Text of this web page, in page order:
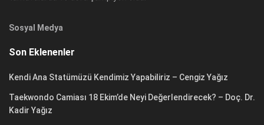
Sosyal Medya
Son Eklenenler
Kendi Ana Statümüzü Kendimiz Yapabiliriz – Cengiz Yağız
Taekwondo Camiası 18 Ekim’de Neyi Değerlendirecek? – Doç. Dr.
Kadir Yağız